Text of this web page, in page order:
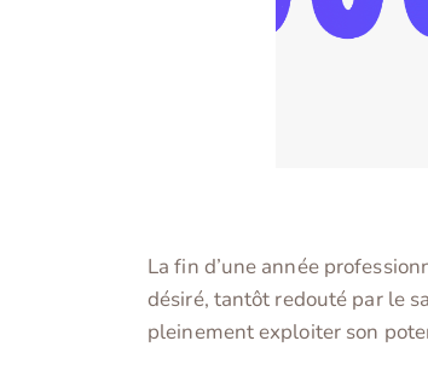
La fin d’une année
désiré, tantôt redouté par le
pleinement exploiter son